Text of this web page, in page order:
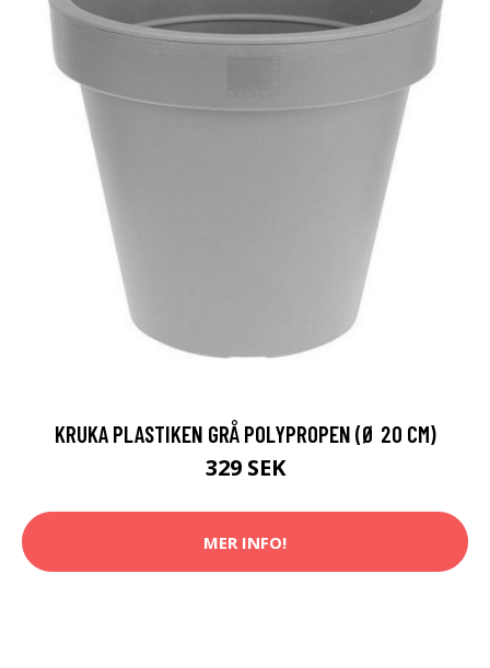
KRUKA PLASTIKEN GRÅ POLYPROPEN (Ø 20 CM)
329 SEK
MER INFO!